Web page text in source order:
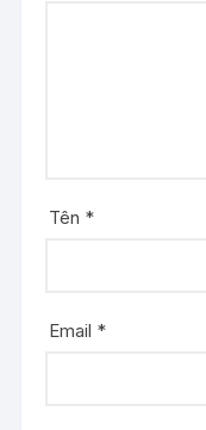
Tên *
Email *